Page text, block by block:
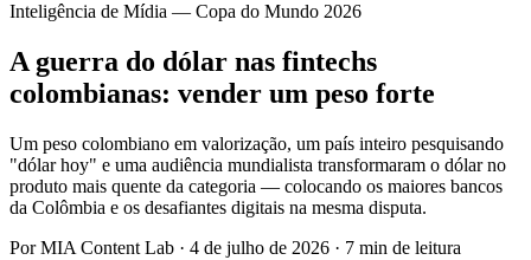
Inteligência de Mídia — Copa do Mundo 2026
A guerra do dólar nas fintechs
colombianas: vender um peso forte
Um peso colombiano em valorização, um país inteiro pesquisando
"dólar hoy" e uma audiência mundialista transformaram o dólar no
produto mais quente da categoria — colocando os maiores bancos
da Colômbia e os desafiantes digitais na mesma disputa.
PorMIA Content Lab · 4 de julho de 2026 · 7 min de leitura